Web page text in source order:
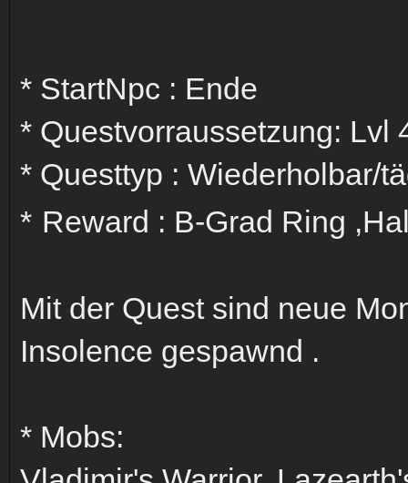
* StartNpc : Ende
* Questvorraussetzung: Lvl
* Questtyp : Wiederholbar/
* Reward : B-Grad Ring
Mit der Quest sind neue
Insolence gespawnd .
* Mobs: